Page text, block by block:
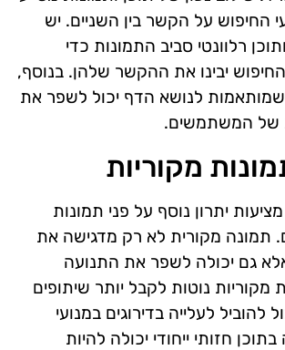
החיפוש על הקשר בין השניים. יש
רלוונטי סביב התמונות כדי
יבינו את ההקשר שלהן. בנוסף,
לנושא הדף יכול לשפר את
של המשתמשים.
מקוריות
יתרון נוסף על פני תמונות
תמונה מקורית לא רק מדגישה את
גם יכולה לשפר את התנועה
מקוריות נוטות לקבל יותר שיתופים
להוביל לעלייה בדירוגים במנועי
חזותי ייחודי יכולה להיות